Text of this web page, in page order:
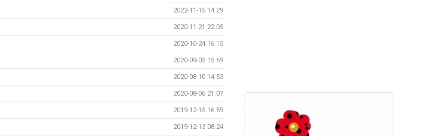
2022-11-15 14:29
2020-11-21 22:05
2020-10-24 16:15
2020-09-03 15:59
2020-08-10 14:53
2020-08-06 21:07
2019-12-15 16:59
2019-12-13 08:24